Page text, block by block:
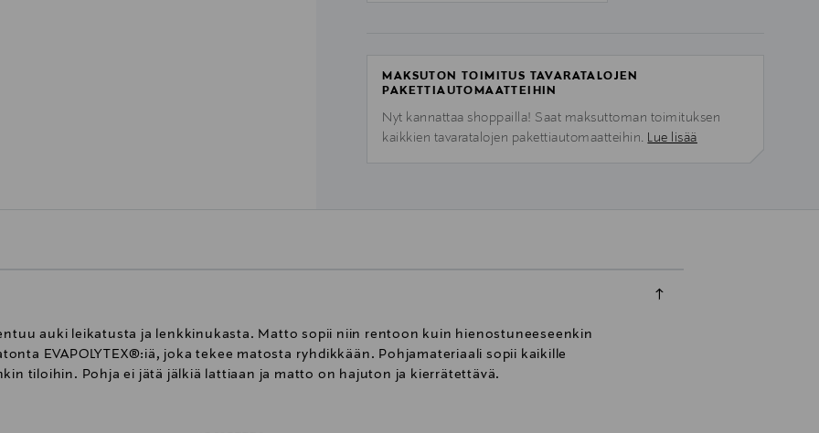
MAKSUTON TOIMITUS TAVARATALOJEN
PAKETTIAUTOMAATTEIHIN
Nyt kannattaa shoppailla! Saat maksuttoman toimituksen
kaikkien tavaratalojen pakettiautomaatteihin. Lue lisää
auki leikatusta ja lenkkinukasta. Matto sopii niin rentoon kuin hienostuneeseenkin
EVAPOLYTEX®:iä, joka tekee matosta ryhdikkään. Pohjamateriaali sopii kaikille
tiloihin. Pohja ei jätä jälkiä lattiaan ja matto on hajuton ja kierrätettävä.